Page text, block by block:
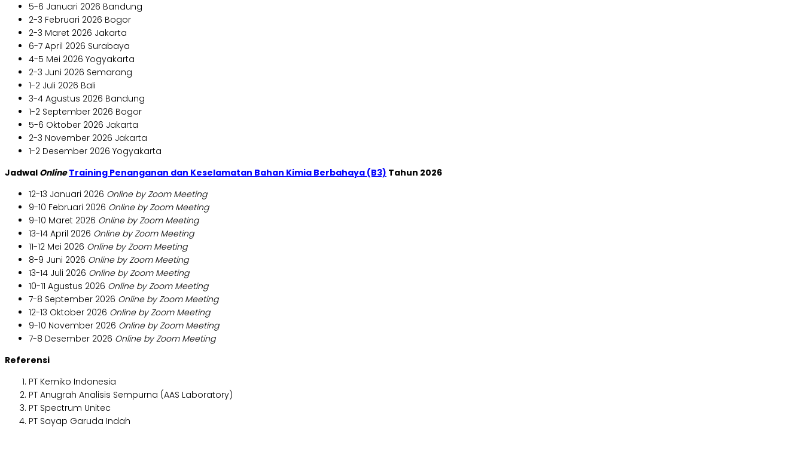
5-6 Januari 2026 Bandung
2-3 Februari 2026 Bogor
2-3 Maret 2026 Jakarta
6-7 April 2026 Surabaya
4-5 Mei 2026 Yogyakarta
2-3 Juni 2026 Semarang
1-2 Juli 2026 Bali
3-4 Agustus 2026 Bandung
1-2 September 2026 Bogor
5-6 Oktober 2026 Jakarta
2-3 November 2026 Jakarta
1-2 Desember 2026 Yogyakarta
Jadwal Online Training Penanganan dan Keselamatan Bahan Kimia Berbahaya (B3) Tahun 2026
12-13 Januari 2026 Online by Zoom Meeting
9-10 Februari 2026 Online by Zoom Meeting
9-10 Maret 2026 Online by Zoom Meeting
13-14 April 2026 Online by Zoom Meeting
11-12 Mei 2026 Online by Zoom Meeting
8-9 Juni 2026 Online by Zoom Meeting
13-14 Juli 2026 Online by Zoom Meeting
10-11 Agustus 2026 Online by Zoom Meeting
7-8 September 2026 Online by Zoom Meeting
12-13 Oktober 2026 Online by Zoom Meeting
9-10 November 2026 Online by Zoom Meeting
7-8 Desember 2026 Online by Zoom Meeting
Referensi
PT Kemiko Indonesia
PT Anugrah Analisis Sempurna (AAS Laboratory)
PT Spectrum Unitec
PT Sayap Garuda Indah